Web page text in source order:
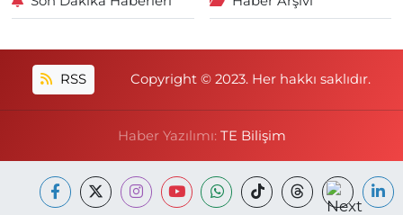
RSS Copyright © 2023. Her hakkı saklıdır.
Haber Yazılımı: TE Bilişim